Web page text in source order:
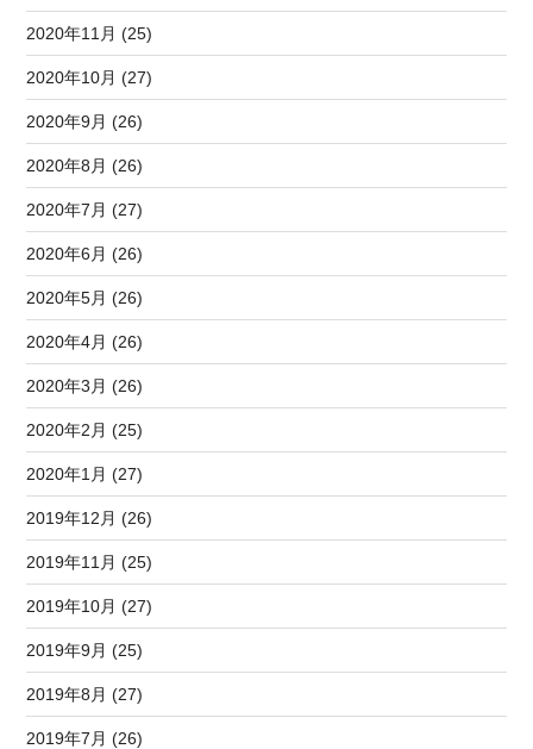
2020年11月 (25)
2020年10月 (27)
2020年9月 (26)
2020年8月 (26)
2020年7月 (27)
2020年6月 (26)
2020年5月 (26)
2020年4月 (26)
2020年3月 (26)
2020年2月 (25)
2020年1月 (27)
2019年12月 (26)
2019年11月 (25)
2019年10月 (27)
2019年9月 (25)
2019年8月 (27)
2019年7月 (26)